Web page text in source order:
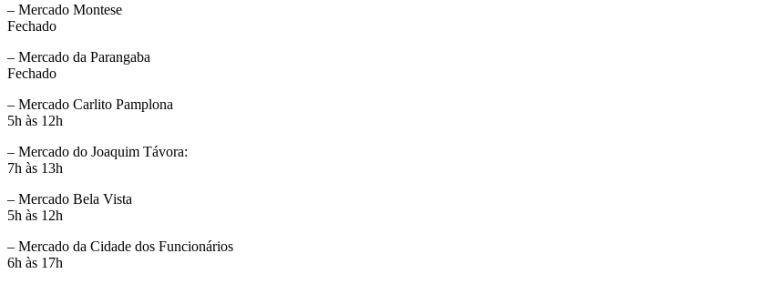
– Mercado Montese
Fechado
– Mercado da Parangaba
Fechado
– Mercado Carlito Pamplona
5h às 12h
– Mercado do Joaquim Távora:
7h às 13h
– Mercado Bela Vista
5h às 12h
– Mercado da Cidade dos Funcionários
6h às 17h